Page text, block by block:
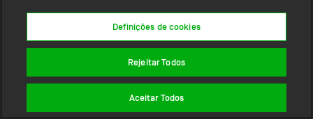
Definições de cookies
Rejeitar Todos
Aceitar Todos